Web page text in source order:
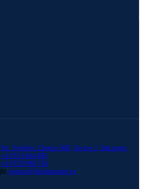
Str. Frederic Chopin 30B, Sector 2, București
+4 0724 664 885
+4 0729 998 728
contact@shishamaster.ro